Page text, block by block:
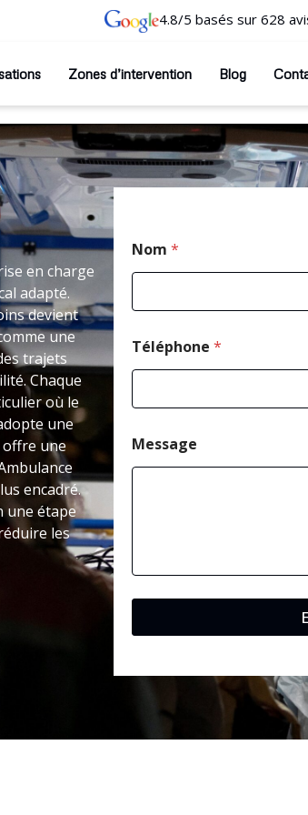
4.8/5 basés sur 628
Zones d’intervention Blog
en charge
adapté.
devient
une
trajets
Chaque
où le
une
offre une
encadré.
une étape
les
Nom *
Téléphone *
Message